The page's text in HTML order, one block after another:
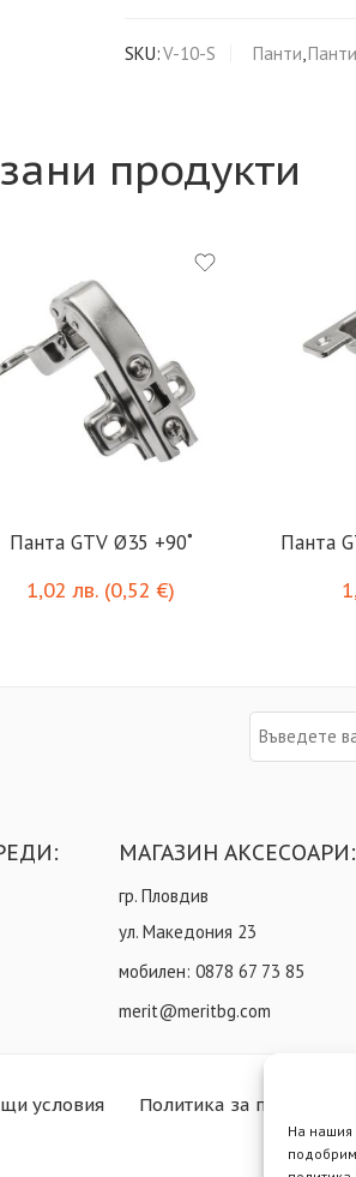
На нашия
SKU:V-10-S Панти,
продукти
Панта GTV Ø35 +90˚
1,02лв. (0,52€)
Панта
МАГАЗИН АКСЕСОАРИ:
гр. Пловдив
ул. Македония 23
мобилен: 0878 67 73 85
merit@meritbg.com
условия Политика за